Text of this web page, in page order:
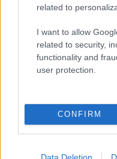
related to
I want to allow
related to security,
functionality and
user protection.
CONFIRM
Data Deletion
Ο Σπύρος Γραμμένος
Δήμου Αθηναίων